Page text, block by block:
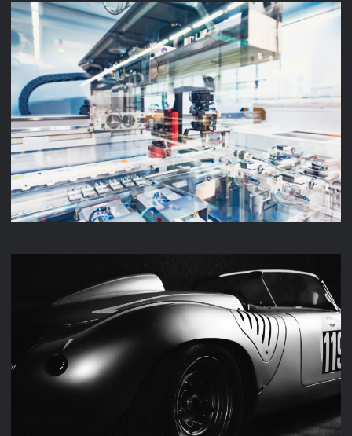
LENZE PRODUKTION
M & K FAHRZEUGTECHNIK